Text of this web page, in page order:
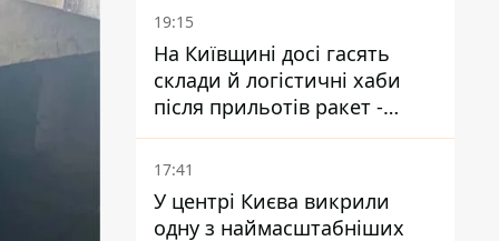
19:15
На Київщині досі гасять
склади й логістичні хаби
після прильотів ракет -
ДСНС
17:41
У центрі Києва викрили
одну з наймасштабніших